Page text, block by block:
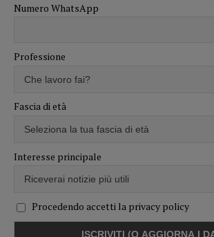
Numero WhatsApp
Professione
Fascia di età
Interesse principale
Procedendo accetti la privacy policy